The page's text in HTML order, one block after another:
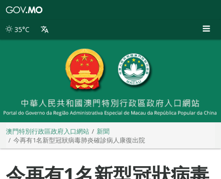
別
35°C
澳門特別行政區政府入口網站
新聞
今再有1名新型冠狀病毒肺炎確診病人康復出院